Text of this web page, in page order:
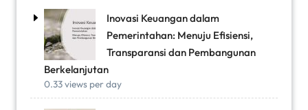
Inovasi Keuangan dalam
Pemerintahan: Menuju Efisiensi,
Transparansi dan Pembangunan
Berkelanjutan
0.33 views per day